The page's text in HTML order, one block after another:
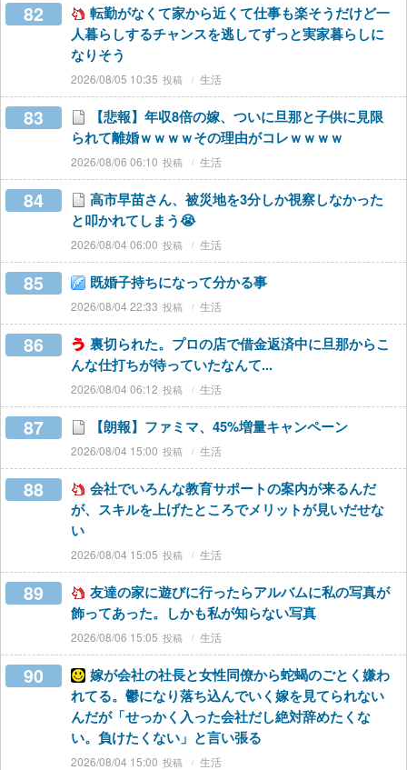
82
転勤がなくて家から近くて仕事も楽そうだけど一
人暮らしするチャンスを逃してずっと実家暮らしに
なりそう
2026/08/05 10:35 生活
83
【悲報】年収8倍の嫁、ついに旦那と子供に見限
られて離婚ｗｗｗｗその理由がコレｗｗｗｗ
2026/08/06 06:10 生活
84
高市早苗さん、被災地を3分しか視察しなかった
と叩かれてしまう😭
2026/08/04 06:00 生活
85 既婚子持ちになって分かる事
2026/08/04 22:33 生活
86
裏切られた。プロの店で借金返済中に旦那からこ
んな仕打ちが待っていたなんて...
2026/08/04 06:12 生活
87 【朗報】ファミマ、45%増量キャンペーン
2026/08/04 15:00 生活
88
会社でいろんな教育サポートの案内が来るんだ
が、スキルを上げたところでメリットが見いだせな
い
2026/08/04 15:05 生活
89
友達の家に遊びに行ったらアルバムに私の写真が
飾ってあった。しかも私が知らない写真
2026/08/06 15:05 生活
90
嫁が会社の社長と女性同僚から蛇蝎のごとく嫌わ
れてる。鬱になり落ち込んでいく嫁を見てられない
んだが「せっかく入った会社だし絶対辞めたくな
い。負けたくない」と言い張る
2026/08/04 15:00 生活